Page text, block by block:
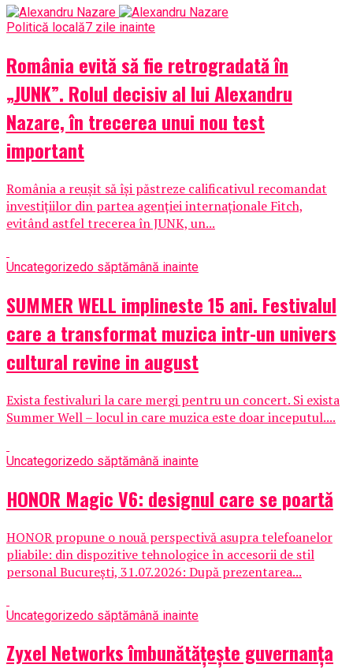
Politică locală7 zile inainte
România evită să fie retrogradată în
„JUNK”. Rolul decisiv al lui Alexandru
Nazare, în trecerea unui nou test
important
România a reușit să își păstreze calificativul recomandat
investițiilor din partea agenției internaționale Fitch,
evitând astfel trecerea în JUNK, un...
Uncategorizedo săptămână inainte
SUMMER WELL implineste 15 ani. Festivalul
care a transformat muzica intr-un univers
cultural revine in august
Exista festivaluri la care mergi pentru un concert. Si exista
Summer Well – locul in care muzica este doar inceputul....
Uncategorizedo săptămână inainte
HONOR Magic V6: designul care se poartă
HONOR propune o nouă perspectivă asupra telefoanelor
pliabile: din dispozitive tehnologice în accesorii de stil
personal București, 31.07.2026: După prezentarea...
Uncategorizedo săptămână inainte
Zyxel Networks îmbunătățește guvernanța